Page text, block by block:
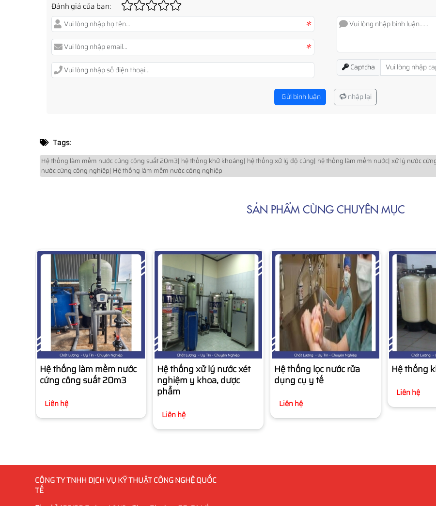
Đánh giá của bạn:
*
*
Captcha
Gửi bình luận nhập lại
Tags:
Hệ thống làm mềm nước cứng công suất 20m3| hệ thống khử khoáng| hệ thống xử lý độ cứng| hệ thống làm mềm nước| xử lý nước
nước cứng công nghiệp| Hệ thống làm mềm nước công nghiệp
SẢN PHẨM CÙNG CHUYÊN MỤC
Hệ thống làm mềm nước
cứng công suất 20m3
Liên hệ
Hệ thống xử lý nước xét
nghiệm y khoa, dược
phẩm
Liên hệ
Hệ thống lọc nước rửa
dụng cụ y tế
Liên hệ
Hệ thống
Liên hệ
CÔNG TY TNHH DỊCH VỤ KỸ THUẬT CÔNG NGHỆ QUỐC
TẾ